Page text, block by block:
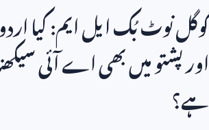
گوگل نوٹ بُک ایل ایم: کیا
اور پشتو میں بھی اے آئی
ہے؟